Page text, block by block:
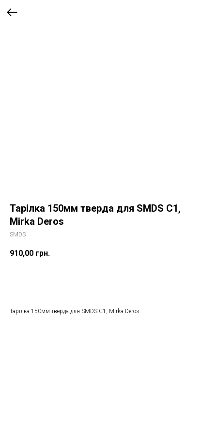
Тарілка 150мм тверда для SMDS C1,
Mirka Deros
SMDS
910,00 грн.
Тарілка 150мм тверда для SMDS C1, Mirka Deros